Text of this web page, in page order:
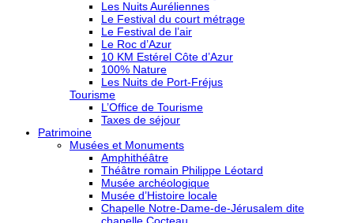
Les Nuits Auréliennes
Le Festival du court métrage
Le Festival de l’air
Le Roc d’Azur
10 KM Estérel Côte d’Azur
100% Nature
Les Nuits de Port-Fréjus
Tourisme
L’Office de Tourisme
Taxes de séjour
Patrimoine
Musées et Monuments
Amphithéâtre
Théâtre romain Philippe Léotard
Musée archéologique
Musée d’Histoire locale
Chapelle Notre-Dame-de-Jérusalem dite